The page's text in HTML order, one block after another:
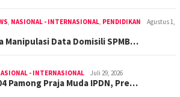
NASIONAL - INTERNASIONAL PENDIDIKAN
Agustus 1,
Manipulasi Data Domisili SPMB…
- INTERNASIONAL Juli 29, 2026
Pamong Praja Muda IPDN, Pre…